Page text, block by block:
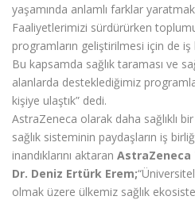
yaşamında anlamlı farklar yaratmak
Faaliyetlerimizi sürdürürken
programların geliştirilmesi için de
Bu kapsamda sağlık taraması ve
alanlarda desteklediğimiz
kişiye ulaştık” dedi.
AstraZeneca olarak daha sağlıklı
sağlık sisteminin paydaşların iş
inandıklarını aktaran
Dr. Deniz Ertürk Erem;
olmak üzere ülkemiz sağlık